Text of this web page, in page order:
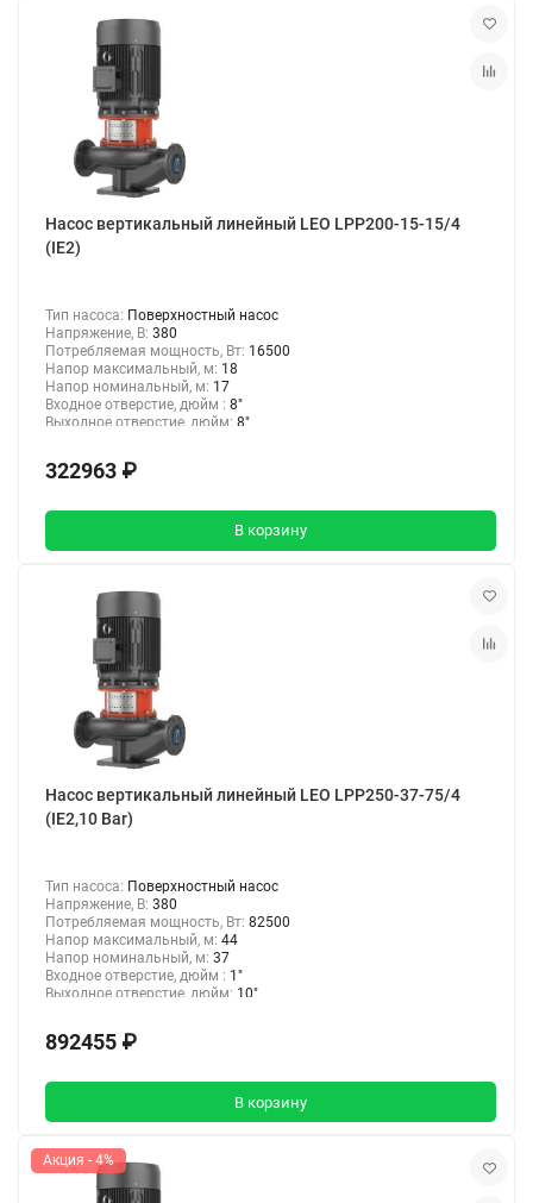
Насос вертикальный линейный LEO LPP200-15-15/4
(IE2)
Тип насоса: Поверхностный насос
Напряжение, В: 380
Потребляемая мощность, Вт: 16500
Напор максимальный, м: 18
Напор номинальный, м: 17
Входное отверстие, дюйм : 8"
Выходное отверстие, дюйм: 8"
322963 ₽
В корзину
Насос вертикальный линейный LEO LPP250-37-75/4
(IE2,10 Bar)
Тип насоса: Поверхностный насос
Напряжение, В: 380
Потребляемая мощность, Вт: 82500
Напор максимальный, м: 44
Напор номинальный, м: 37
Входное отверстие, дюйм : 1"
Выходное отверстие, дюйм: 10"
892455 ₽
В корзину
Акция - 4%